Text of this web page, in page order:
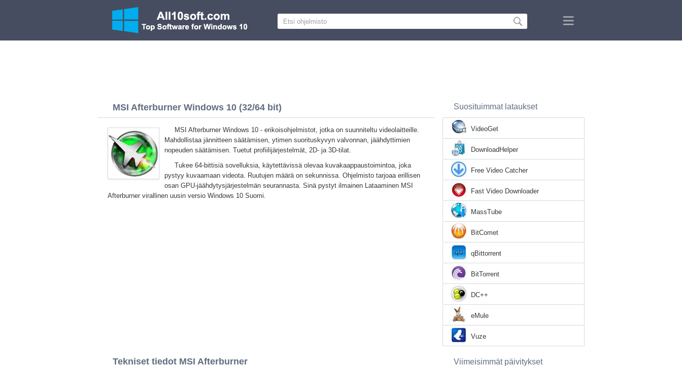
MSI Afterburner Windows 10 (32/64 bit)
MSI Afterburner Windows 10 - erikoisohjelmistot, jotka on suunniteltu videolaitteille.
Mahdollistaa jännitteen säätämisen, ytimen suorituskyvyn valvonnan, jäähdyttimien
nopeuden säätämisen. Tuetut profiilijärjestelmät, 2D- ja 3D-tilat.
Tukee 64-bittisiä sovelluksia, käytettävissä olevaa kuvakaappaustoimintoa, joka
pystyy kuvaamaan videota. Ruutujen määrä on sekunnissa. Ohjelmisto tarjoaa erillisen
osan GPU-jäähdytysjärjestelmän seurannasta. Sinä pystyt ilmainen Lataaminen MSI
Afterburner virallinen uusin versio Windows 10 Suomi.
Tekniset tiedot MSI Afterburner
Suosituimmat lataukset
VideoGet
DownloadHelper
Free Video Catcher
Fast Video Downloader
MassTube
BitComet
qBittorrent
BitTorrent
DC++
eMule
Vuze
Viimeisimmät päivitykset